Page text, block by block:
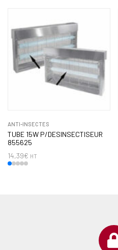
ANTI-INSECTES
TUBE 15W P/DESINSECTISEUR
855625
14,39€ HT